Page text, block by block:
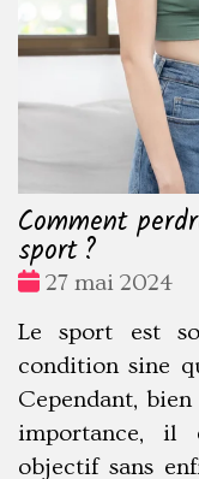
Comment
sport ?
Date
27 mai 2024
Le sport est
condition sine
Cependant,
importance, il
objectif sans